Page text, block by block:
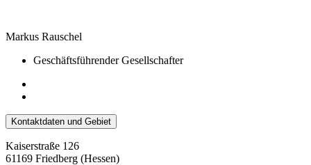
Markus Rauschel
Geschäftsführender Gesellschafter
Kontaktdaten und Gebiet
Kaiserstraße 126
61169 Friedberg (Hessen)